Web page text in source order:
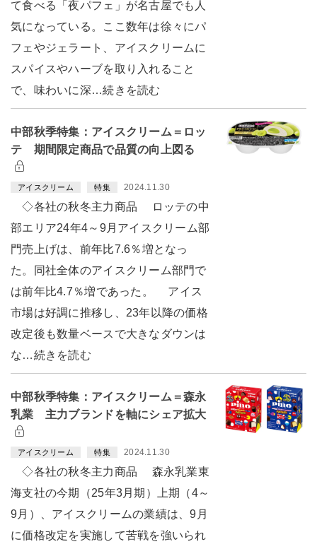
て食べる「夜パフェ」が名古屋でも人
気になっている。ここ数年は徐々にパ
フェやジェラート、アイスクリームに
スパイスやハーブを取り入れること
で、味わいに深…続きを読む
中部秋季特集：アイスクリーム＝ロッ
テ 期間限定商品で品質の向上図る
アイスクリーム 特集 2024.11.30
◇各社の秋冬主力商品 ロッテの中
部エリア24年4～9月アイスクリーム部
門売上げは、前年比7.6％増となっ
た。同社全体のアイスクリーム部門で
は前年比4.7％増であった。 アイス
市場は好調に推移し、23年以降の価格
改定後も数量ベースで大きなダウンは
な…続きを読む
中部秋季特集：アイスクリーム＝森永
乳業 主力ブランドを軸にシェア拡大
アイスクリーム 特集 2024.11.30
◇各社の秋冬主力商品 森永乳業東
海支社の今期（25年3月期）上期（4～
9月）、アイスクリームの業績は、9月
に価格改定を実施して苦戦を強いられ